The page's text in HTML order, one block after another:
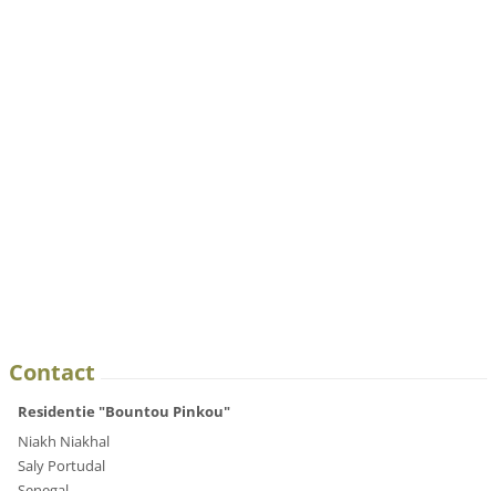
Contact
Residentie "Bountou Pinkou"
Niakh Niakhal
Saly Portudal